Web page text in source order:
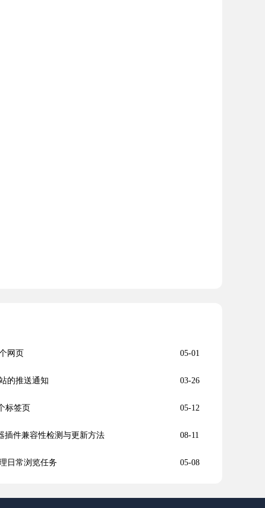
网页 05-01
的推送通知 03-26
标签页 05-12
插件兼容性检测与更新方法 08-11
日常浏览任务 05-08